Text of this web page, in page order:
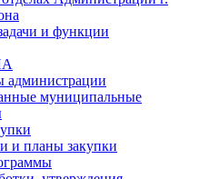
и функции
администрации
муниципальные
и планы закупки